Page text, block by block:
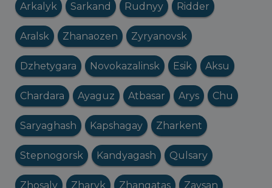
Arkalyk Sarkand Rudnyy Ridder
Aralsk Zhanaozen Zyryanovsk
Dzhetygara Novokazalinsk Esik Aksu
Chardara Ayaguz Atbasar Arys Chu
Saryaghash Kapshagay Zharkent
Stepnogorsk Kandyagash Qulsary
Zhosaly Zharyk Zhangatas Zaysan